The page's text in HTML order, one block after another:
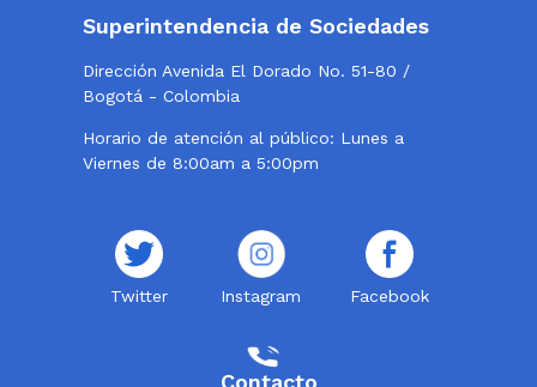
Superintendencia de Sociedades
Dirección Avenida El Dorado No. 51-80 /
Bogotá - Colombia
Horario de atención al público: Lunes a
Viernes de 8:00am a 5:00pm
Twitter Instagram Facebook